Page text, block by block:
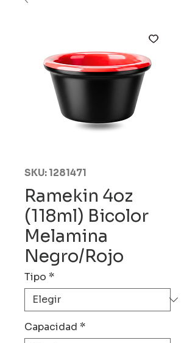
SKU: 1281471
Ramekin 4oz
(118ml) Bicolor
Melamina
Negro/Rojo
Tipo *
Capacidad *